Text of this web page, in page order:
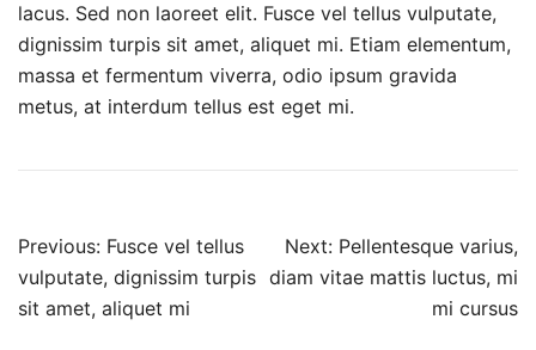
lacus. Sed non laoreet elit. Fusce vel tellus vulputate,
dignissim turpis sit amet, aliquet mi. Etiam elementum,
massa et fermentum viverra, odio ipsum gravida
metus, at interdum tellus est eget mi.
Post
navigation
Previous: Fusce vel tellus
vulputate, dignissim turpis
sit amet, aliquet mi
Next: Pellentesque varius,
diam vitae mattis luctus, mi
mi cursus